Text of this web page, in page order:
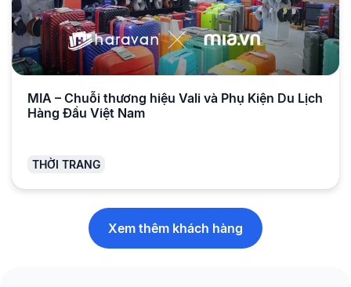
MIA – Chuỗi thương hiệu Vali và Phụ Kiện Du Lịch
Hàng Đầu Việt Nam
THỜI TRANG
Xem thêm khách hàng